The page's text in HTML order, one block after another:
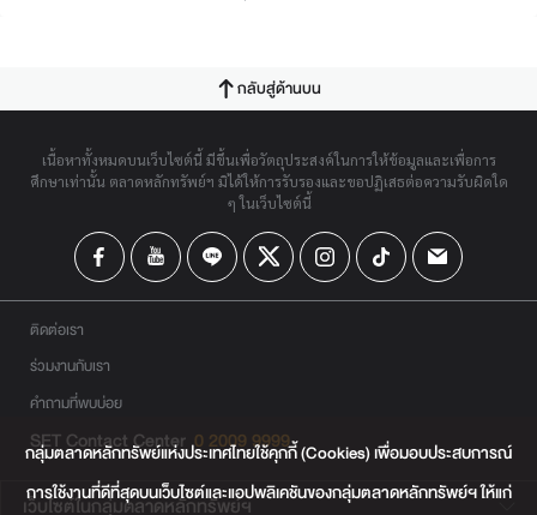
กลับสู่ด้านบน
เนื้อหาทั้งหมดบนเว็บไซต์นี้ มีขึ้นเพื่อวัตถุประสงค์ในการให้ข้อมูลและเพื่อการ
ศึกษาเท่านั้น ตลาดหลักทรัพย์ฯ มิได้ให้การรับรองและขอปฏิเสธต่อความรับผิดใด
ๆ ในเว็บไซต์นี้
ติดต่อเรา
ร่วมงานกับเรา
คำถามที่พบบ่อย
SET Contact Center 0 2009 9999
เว็บไซต์ในกลุ่มตลาดหลักทรัพย์ฯ
กลุ่มตลาดหลักทรัพย์แห่งประเทศไทยใช้คุกกี้ (Cookies) เพื่อมอบประสบการณ์
การใช้งานที่ดีที่สุดบนเว็บไซต์และแอปพลิเคชันของกลุ่มตลาดหลักทรัพย์ฯ ให้แก่